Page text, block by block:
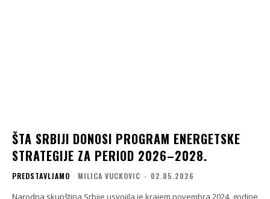
ŠTA SRBIJI DONOSI PROGRAM ENERGETSKE
STRATEGIJE ZA PERIOD 2026–2028.
PREDSTAVLJAMO MILICA VUCKOVIC - 02.05.2026
Narodna skupština Srbije usvojila je krajem novembra 2024. godine